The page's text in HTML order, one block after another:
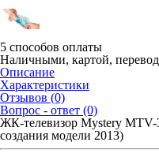
5 способов оплаты
Наличными, картой,
Описание
Характеристики
Отзывов (0)
Вопрос - ответ (0)
ЖК-телевизор Mystery
создания модели 2013)